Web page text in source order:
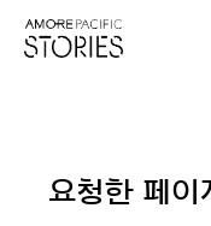
요청한 페이